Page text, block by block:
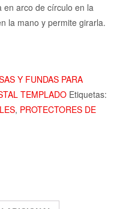
arco de círculo en la
la mano y permite girarla.
Y FUNDAS PARA
TEMPLADO Etiquetas:
, PROTECTORES DE